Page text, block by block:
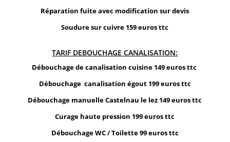
Réparation fuite avec modification sur devis
Soudure sur cuivre 159 euros ttc
TARIF DEBOUCHAGE CANALISATION:
Débouchage de canalisation cuisine 149 euros ttc
Débouchage canalisation égout 199 euros ttc
Débouchage manuelle Castelnau le lez 149 euros ttc
Curage haute pression 199 euros ttc
Débouchage WC / Toilette 99 euros ttc